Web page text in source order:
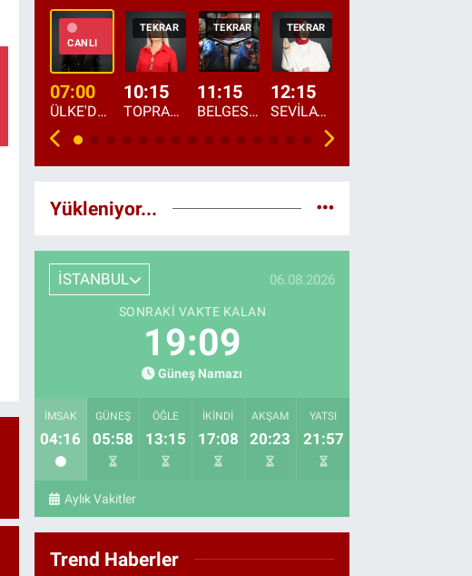
CANLI
07:00
ÜLKE'DE BU SABAH
TEKRAR
10:15
TOPRAKTAN SOFRAYA
TEKRAR
11:15
BELGESEL: "ÜLKE'NİN ALIN TERİ"
TEKRAR
12:15
SEVİLAY SUNGUR İLE ELİMİN BEREKETİ
Yükleniyor...
İSTANBUL 06.08.2026
SONRAKI VAKTE KALAN
19:08
Güneş Namazı
İMSAK
04:16
GÜNEŞ
05:58
ÖĞLE
13:15
İKINDI
17:08
AKŞAM
20:23
YATSI
21:57
Aylık Vakitler
Trend Haberler